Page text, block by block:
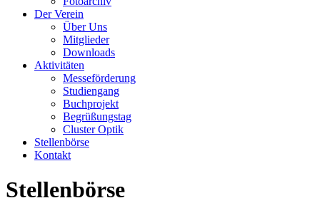
Der Verein
Über Uns
Mitglieder
Downloads
Aktivitäten
Messeförderung
Studiengang
Buchprojekt
Begrüßungstag
Cluster Optik
Stellenbörse
Kontakt
Stellenbörse